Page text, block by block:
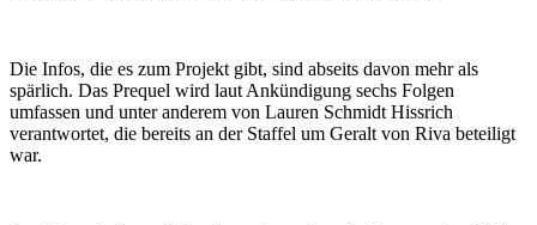
Die Infos, die es zum Projekt gibt, sind abseits davon mehr als
spärlich. Das Prequel wird laut Ankündigung sechs Folgen
umfassen und unter anderem von Lauren Schmidt Hissrich
verantwortet, die bereits an der Staffel um Geralt von Riva beteiligt
war.